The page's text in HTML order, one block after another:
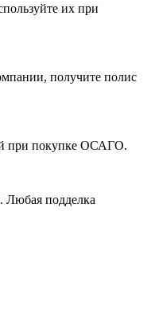
их при
получите полис
при покупке ОСАГО.
Любая подделка